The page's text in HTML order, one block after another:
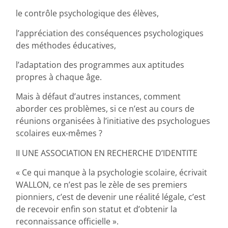
le contrôle psychologique des élèves,
l’appréciation des conséquences psychologiques
des méthodes éducatives,
l’adaptation des programmes aux aptitudes
propres à chaque âge.
Mais à défaut d’autres instances, comment
aborder ces problèmes, si ce n’est au cours de
réunions organisées à l’initiative des psychologues
scolaires eux-mêmes ?
II UNE ASSOCIATION EN RECHERCHE D’IDENTITE
« Ce qui manque à la psychologie scolaire, écrivait
WALLON, ce n’est pas le zèle de ses premiers
pionniers, c’est de devenir une réalité légale, c’est
de recevoir enfin son statut et d’obtenir la
reconnaissance officielle ».